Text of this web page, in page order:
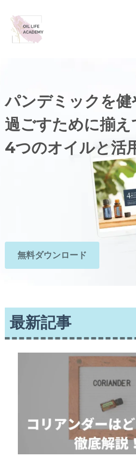
パンデミックを健
過ごすために揃
4つのオイルと活
無料ダウンロード
最新記事